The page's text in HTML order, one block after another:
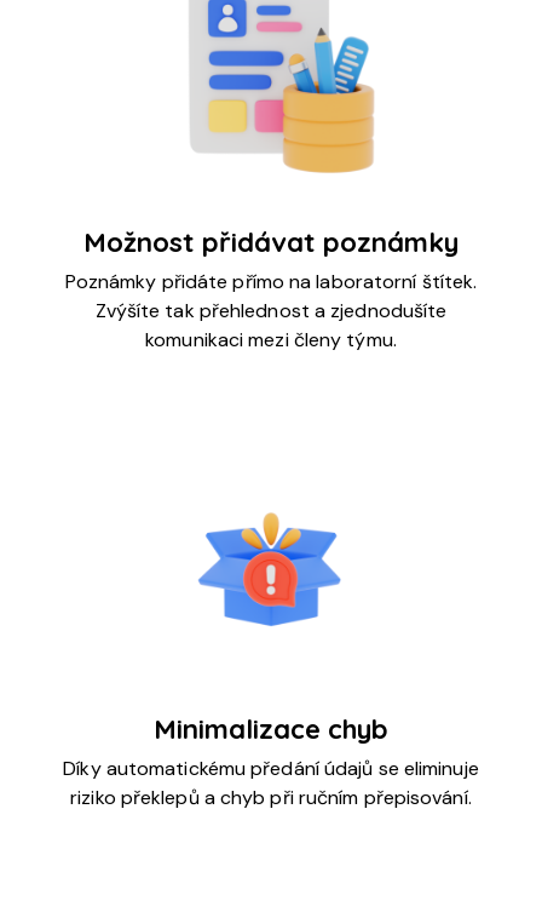
Možnost přidávat poznámky
Poznámky přidáte přímo na laboratorní štítek.
Zvýšíte tak přehlednost a zjednodušíte
komunikaci mezi členy týmu.
Minimalizace chyb
Díky automatickému předání údajů se eliminuje
riziko překlepů a chyb při ručním přepisování.